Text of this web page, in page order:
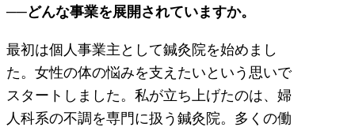
──どんな事業を展開されていますか。
最初は個人事業主として鍼灸院を始めまし
た。女性の体の悩みを支えたいという思いで
スタートしました。私が立ち上げたのは、婦
人科系の不調を専門に扱う鍼灸院。多くの働